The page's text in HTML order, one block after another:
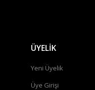
ÜYELİK
Yeni Üyelik
Üye Girişi